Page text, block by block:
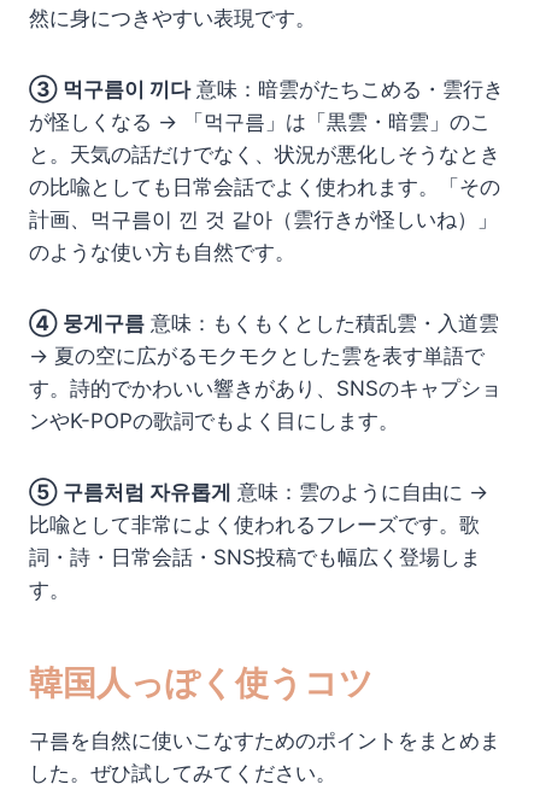
然に身につきやすい表現です。
③ 먹구름이 끼다意味：暗雲がたちこめる・雲行き
が怪しくなる → 「먹구름」は「黒雲・暗雲」のこ
と。天気の話だけでなく、状況が悪化しそうなとき
の比喩としても日常会話でよく使われます。「その
計画、먹구름이 낀 것 같아（雲行きが怪しいね）」
のような使い方も自然です。
④ 뭉게구름 意味：もくもくとした積乱雲・入道雲
→ 夏の空に広がるモクモクとした雲を表す単語で
す。詩的でかわいい響きがあり、SNSのキャプショ
ンやK-POPの歌詞でもよく目にします。
⑤ 구름처럼 자유롭게 意味：雲のように自由に →
比喩として非常によく使われるフレーズです。歌
詞・詩・日常会話・SNS投稿でも幅広く登場しま
す。
韓国人っぽく使うコツ
구름を自然に使いこなすためのポイントをまとめま
した。ぜひ試してみてください。